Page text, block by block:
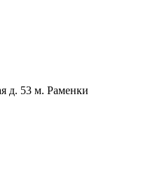
д. 53 м. Раменки